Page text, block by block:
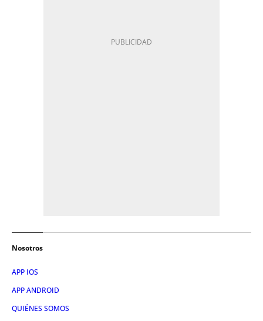
Nosotros
APP IOS
APP ANDROID
QUIÉNES SOMOS